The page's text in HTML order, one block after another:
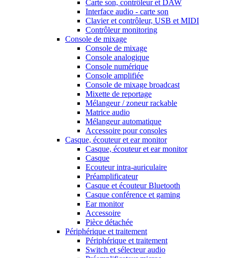
Carte son, contrôleur et DAW
Interface audio - carte son
Clavier et contrôleur, USB et MIDI
Contrôleur monitoring
Console de mixage
Console de mixage
Console analogique
Console numérique
Console amplifiée
Console de mixage broadcast
Mixette de reportage
Mélangeur / zoneur rackable
Matrice audio
Mélangeur automatique
Accessoire pour consoles
Casque, écouteur et ear monitor
Casque, écouteur et ear monitor
Casque
Ecouteur intra-auriculaire
Préamplificateur
Casque et écouteur Bluetooth
Casque conférence et gaming
Ear monitor
Accessoire
Pièce détachée
Périphérique et traitement
Périphérique et traitement
Switch et sélecteur audio